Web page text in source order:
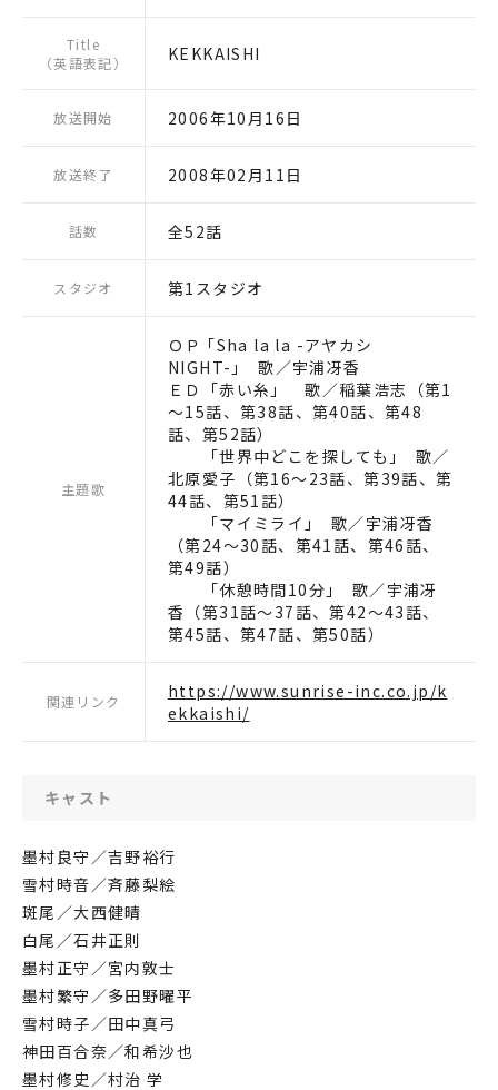
Title
（英語表記）
KEKKAISHI
放送開始 2006年10月16日
放送終了 2008年02月11日
話数 全52話
スタジオ 第1スタジオ
主題歌
ＯＰ ｢Sha la la -アヤカシ
NIGHT-｣ 歌／宇浦冴香
ＥＤ「赤い糸」 歌／稲葉浩志（第1
～15話、第38話、第40話、第48
話、第52話）
「世界中どこを探しても｣ 歌／
北原愛子（第16～23話、第39話、第
44話、第51話）
「マイミライ｣ 歌／宇浦冴香
（第24～30話、第41話、第46話、
第49話）
「休憩時間10分｣ 歌／宇浦冴
香（第31話～37話、第42～43話、
第45話、第47話、第50話）
関連リンク
https://www.sunrise-inc.co.jp/k
ekkaishi/
キャスト
墨村良守／吉野裕行
雪村時音／斉藤梨絵
斑尾／大西健晴
白尾／石井正則
墨村正守／宮内敦士
墨村繁守／多田野曜平
雪村時子／田中真弓
神田百合奈／和希沙也
墨村修史／村治 学